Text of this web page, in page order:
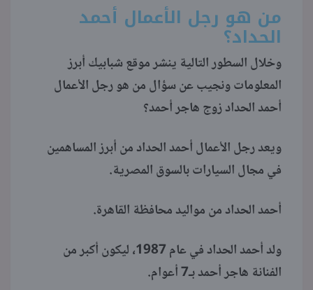
من هو رجل الأعمال أحمد
الحداد؟
وخلال السطور التالية ينشر موقع شبابيك أبرز
المعلومات ونجيب عن سؤال من هو رجل الأعمال
أحمد الحداد زوج هاجر أحمد؟
ويعد رجل الأعمال أحمد الحداد من أبرز المساهمين
في مجال السيارات بالسوق المصرية.
أحمد الحداد من مواليد محافظة القاهرة.
ولد أحمد الحداد في عام 1987، ليكون أكبر من
الفنانة هاجر أحمد بـ7 أعوام.